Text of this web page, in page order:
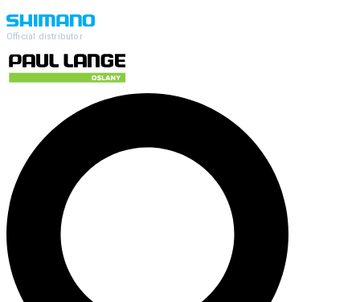
Official distributor